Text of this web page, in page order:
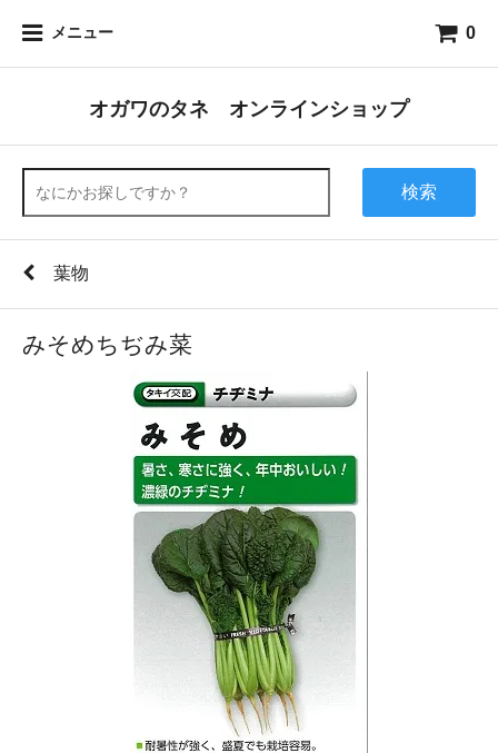
メニュー 0
オガワのタネ オンラインショップ
検索
葉物
みそめちぢみ菜